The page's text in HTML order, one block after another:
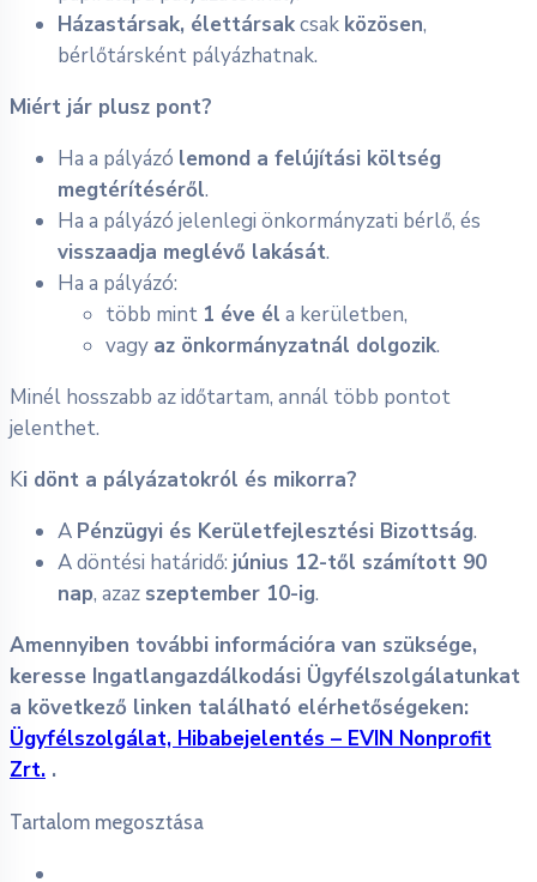
Házastársak, élettársakcsak közösen,
bérlőtársként pályázhatnak.
Miért jár plusz pont?
Ha a pályázó lemond a felújítási költség
megtérítéséről.
Ha a pályázó jelenlegi önkormányzati bérlő, és
visszaadja meglévő lakását.
Ha a pályázó:
több mint 1 éve él a kerületben,
vagy az önkormányzatnál dolgozik.
Minél hosszabb az időtartam, annál több pontot
jelenthet.
Ki dönt a pályázatokról és mikorra?
A Pénzügyi és Kerületfejlesztési Bizottság.
A döntési határidő: június 12-től számított 90
nap, azaz szeptember 10-ig.
Amennyiben további információra van szüksége,
keresse Ingatlangazdálkodási Ügyfélszolgálatunkat
a következő linken található elérhetőségeken:
Ügyfélszolgálat, Hibabejelentés – EVIN Nonprofit
Zrt. .
Tartalom megosztása